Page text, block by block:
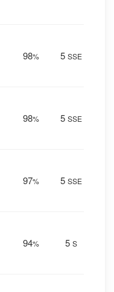
98% 5 SSE
98% 5 SSE
97% 5 SSE
94% 5 S